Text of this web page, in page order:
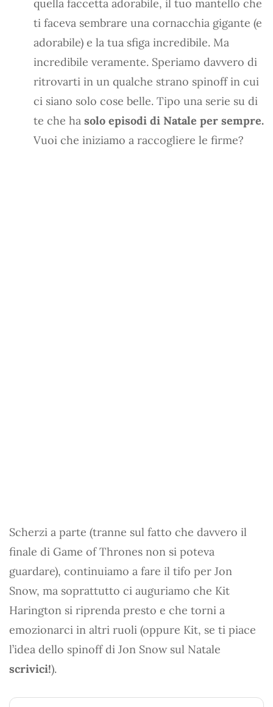
quella faccetta adorabile, il tuo mantello che
ti faceva sembrare una cornacchia gigante (e
adorabile) e la tua sfiga incredibile. Ma
incredibile veramente. Speriamo davvero di
ritrovarti in un qualche strano spinoff in cui
ci siano solo cose belle. Tipo una serie su di
te che ha solo episodi di Natale per sempre.
Vuoi che iniziamo a raccogliere le firme?
Scherzi a parte (tranne sul fatto che davvero il
finale di Game of Thrones non si poteva
guardare), continuiamo a fare il tifo per Jon
Snow, ma soprattutto ci auguriamo che Kit
Harington si riprenda presto e che torni a
emozionarci in altri ruoli (oppure Kit, se ti piace
l’idea dello spinoff di Jon Snow sul Natale
scrivici!).